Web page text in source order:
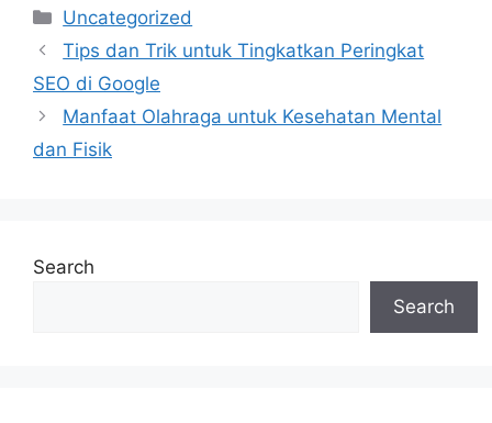
Categories
Uncategorized
Tips dan Trik untuk Tingkatkan Peringkat
SEO di Google
Manfaat Olahraga untuk Kesehatan Mental
dan Fisik
Search
Search